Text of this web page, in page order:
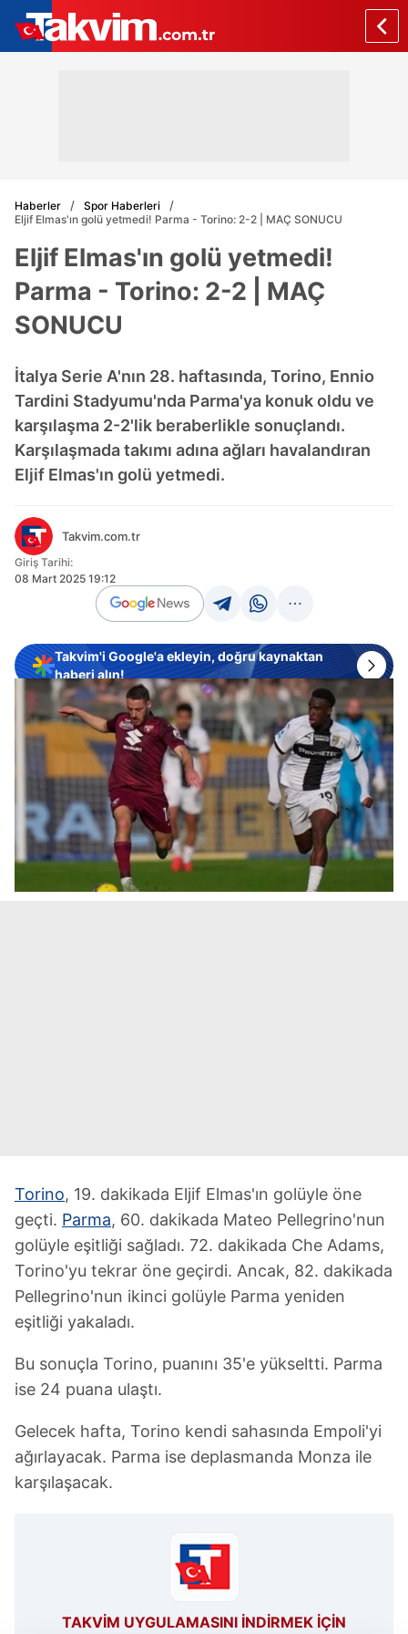
Haberler
Spor Haberleri
Eljif Elmas'ın golü yetmedi! Parma - Torino: 2-2 | MAÇ SONUCU
Eljif Elmas'ın golü yetmedi!
Parma - Torino: 2-2 | MAÇ
SONUCU
İtalya Serie A'nın 28. haftasında, Torino, Ennio
Tardini Stadyumu'nda Parma'ya konuk oldu ve
karşılaşma 2-2'lik beraberlikle sonuçlandı.
Karşılaşmada takımı adına ağları havalandıran
Eljif Elmas'ın golü yetmedi.
Takvim.com.tr
Giriş Tarihi:
08 Mart 2025 19:12
Takvim'i Google'a ekleyin, doğru kaynaktan
haberi alın!
Torino, 19. dakikada Eljif Elmas'ın golüyle öne
geçti. Parma, 60. dakikada Mateo Pellegrino'nun
golüyle eşitliği sağladı. 72. dakikada Che Adams,
Torino'yu tekrar öne geçirdi. Ancak, 82. dakikada
Pellegrino'nun ikinci golüyle Parma yeniden
eşitliği yakaladı.
Bu sonuçla Torino, puanını 35'e yükseltti. Parma
ise 24 puana ulaştı.
Gelecek hafta, Torino kendi sahasında Empoli'yi
ağırlayacak. Parma ise deplasmanda Monza ile
karşılaşacak.
TAKVİM UYGULAMASINI İNDİRMEK İÇİN